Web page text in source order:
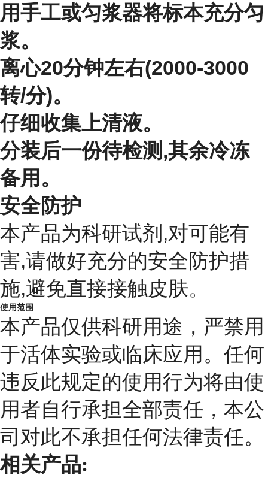
用手工或匀浆器将标本充分匀
浆。
离心20分钟左右(2000-3000
转/分)。
仔细收集上清液。
分装后一份待检测,其余冷冻
备用。
安全防护
本产品为科研试剂,对可能有
害,请做好充分的安全防护措
施,避免直接接触皮肤。
使用范围
本产品仅供科研用途，严禁用
于活体实验或临床应用。任何
违反此规定的使用行为将由使
用者自行承担全部责任，本公
司对此不承担任何法律责任。
相关产品: